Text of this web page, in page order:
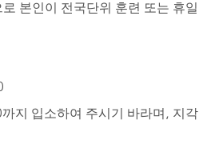
본인이 전국단위 훈련 또는 휴일
까지 입소하여 주시기 바라며
지각